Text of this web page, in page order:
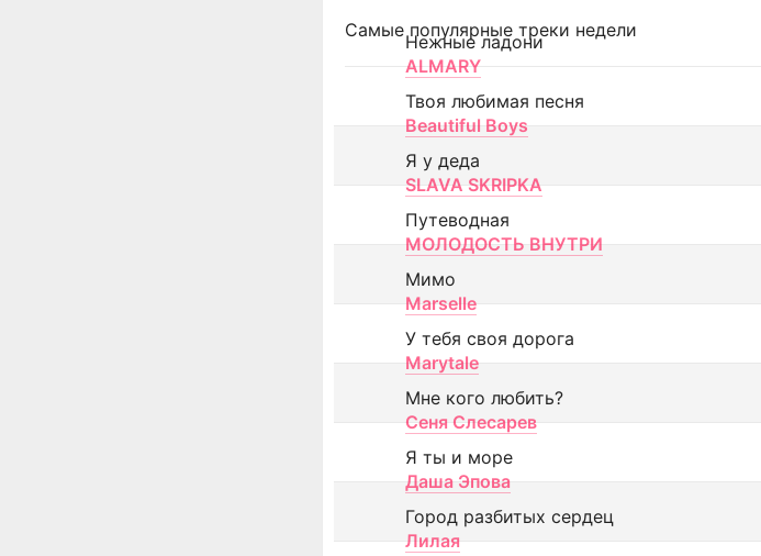
Самые популярные треки недели
Нежные ладони
ALMARY
Твоя любимая песня
Beautiful Boys
Я у деда
SLAVA SKRIPKA
Путеводная
МОЛОДОСТЬ ВНУТРИ
Мимо
Marselle
У тебя своя дорога
Marytale
Мне кого любить?
Сеня Слесарев
Я ты и море
Даша Эпова
Город разбитых сердец
Лилая